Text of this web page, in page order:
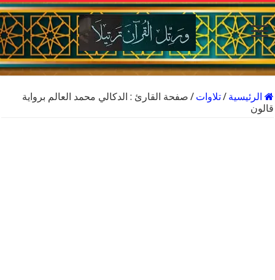
الرئيسية / تلاوات / صفحة القارئ : الدكالي محمد العالم برواية
قالون